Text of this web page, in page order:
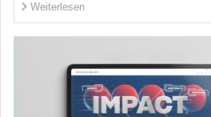
Weiterlesen